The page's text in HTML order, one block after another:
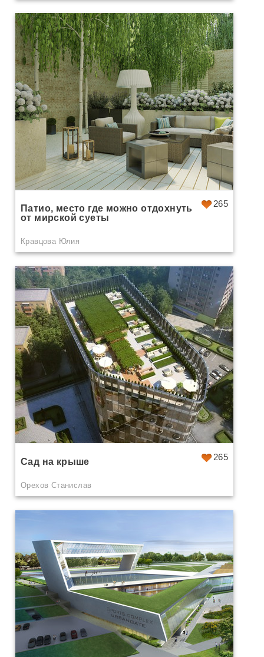
265
Патио, место где можно отдохнуть
от мирской суеты
Кравцова Юлия
265
Сад на крыше
Орехов Станислав